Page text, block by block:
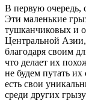
В первую очередь,
Эти маленькие
тушканчиковых и
Центральной
благодаря своим
что делает их
не будем путать
есть свои
среди других